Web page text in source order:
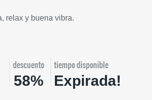
relax y buena vibra.
descuento
58%
tiempo disponible
Expirada!